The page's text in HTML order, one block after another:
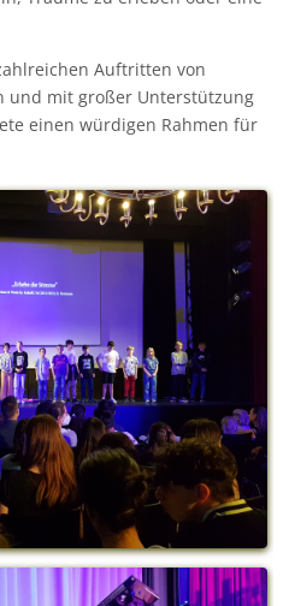
Auftritten von
und mit großer Unterstützung
einen würdigen Rahmen für